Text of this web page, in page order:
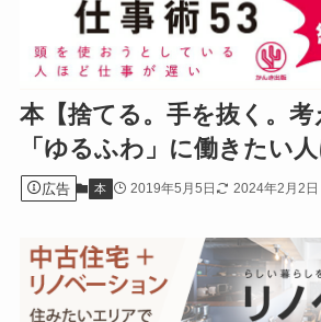
本【捨てる。手を抜く。考
「ゆるふわ」に働きたい
広告 本 2019年5月5日 2024年2月2日